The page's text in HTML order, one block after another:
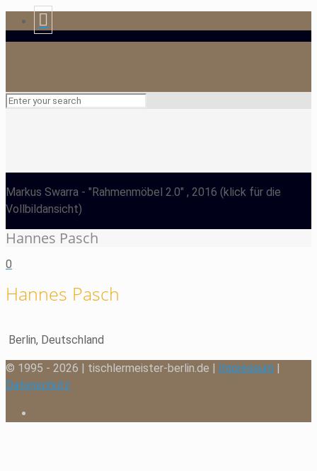
Markus Swarra - "Rahmenmöbel 2.0" , 2016 (klick für die
Vollbildansicht)
Hannes Pasch
0
Hannes Pasch
Berlin, Deutschland
© 1995 - 2026 | tischlermeister-berlin.de | Impressum |
Datenschutz